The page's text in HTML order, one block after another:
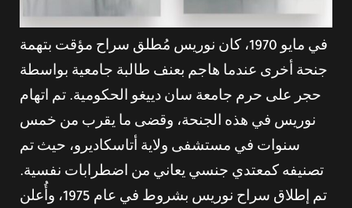
في مايو 1970، كان نوريس مُطلق سراح مؤقت بتهمة
جنحة أخرى عندما هاجم بعنف طالبة جامعية بواسطة
حجر على حرم جامعة سان دييغو الحكومية. تم اتهام
نوريس في هذه الجنحة، وقضى ما يقرب من خمس
سنوات في مستشفى ولاية أتاسكاديرو، حيث تم
تصنيفه كمعتدي جنسي يعاني من اضطرابات نفسية.
تم إطلاق سراح نوريس بشروط في عام 1975، وأُعلن